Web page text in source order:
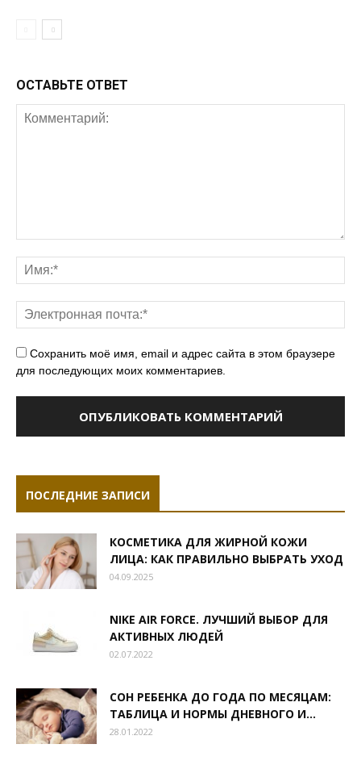
ОСТАВЬТЕ ОТВЕТ
Сохранить моё имя, email и адрес сайта в этом браузере
для последующих моих комментариев.
ПОСЛЕДНИЕ ЗАПИСИ
КОСМЕТИКА ДЛЯ ЖИРНОЙ КОЖИ
ЛИЦА: КАК ПРАВИЛЬНО ВЫБРАТЬ УХОД
04.09.2025
NIKE AIR FORCE. ЛУЧШИЙ ВЫБОР ДЛЯ
АКТИВНЫХ ЛЮДЕЙ
02.07.2022
СОН РЕБЕНКА ДО ГОДА ПО МЕСЯЦАМ:
ТАБЛИЦА И НОРМЫ ДНЕВНОГО И...
28.01.2022